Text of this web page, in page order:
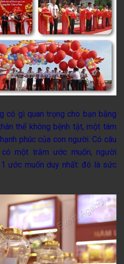
có gì quan trọng cho bạn bằng
thể không bệnh tật, một tâm
phúc của con người. Có câu
một trăm ước muốn, người
ước muốn duy nhất: đó là sức